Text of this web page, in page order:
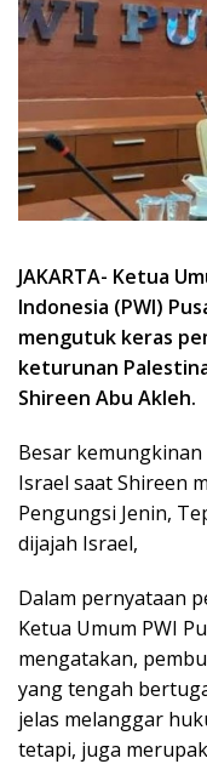
JAKARTA- Ketua
Indonesia (PWI)
mengutuk keras
keturunan
Shireen Abu Akleh.
Besar
Israel saat Shireen
Pengungsi Jenin,
dijajah Israel,
Dalam pernyataan
Ketua Umum PWI
mengatakan,
yang tengah
jelas melanggar
tetapi, juga